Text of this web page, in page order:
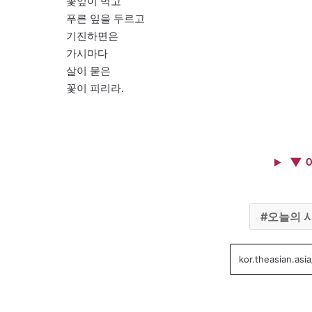
푸른 잎을 두르고
기진하면은
가시마다
살이 묻은
꽃이 피리라.
▼
오늘의